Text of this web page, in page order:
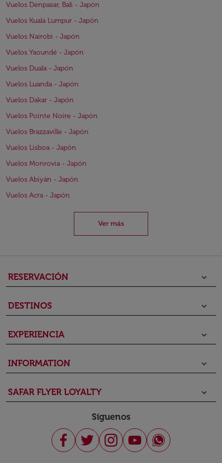
Vuelos Denpasar, Bali - Japón
Vuelos Kuala Lumpur - Japón
Vuelos Nairobi - Japón
Vuelos Yaoundé - Japón
Vuelos Duala - Japón
Vuelos Luanda - Japón
Vuelos Dakar - Japón
Vuelos Pointe Noire - Japón
Vuelos Brazzaville - Japón
Vuelos Lisboa - Japón
Vuelos Monrovia - Japón
Vuelos Abiyán - Japón
Vuelos Acra - Japón
Ver más
RESERVACIÓN keyboard_arrow_down
DESTINOS keyboard_arrow_down
EXPERIENCIA keyboard_arrow_down
INFORMATION keyboard_arrow_down
SAFAR FLYER LOYALTY keyboard_arrow_down
Síguenos